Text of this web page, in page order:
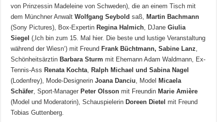
von Prinzessin Madeleine von Schweden), die an einem Tisch mit
dem Münchner Anwalt Wolfgang Seybold saß, Martin Bachmann
(Sony Pictures), Box-Expertin Regina Halmich, DJane Giulia
Siegel (‚Ich bin zum 15. Mal hier. Die beste und lustige Veranstaltung
während der Wiesn‘) mit Freund Frank Büchtmann, Sabine Lanz,
Schönheitsärztin Barbara Sturm mit Ehemann Adam Waldmann, Ex-
Tennis-Ass Renata Kochta, Ralph Michael und Sabina Nagel
(Lodenfrey), Mode-DesignerinJoana Danciu, Model Micaela
Schäfer, Sport-Manager Peter Olsson mit Freundin Marie Amière
(Model und Moderatorin), Schauspielerin Doreen Dietel mit Freund
Tobias Guttenberg.